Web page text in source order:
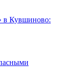
в Кувшиново: